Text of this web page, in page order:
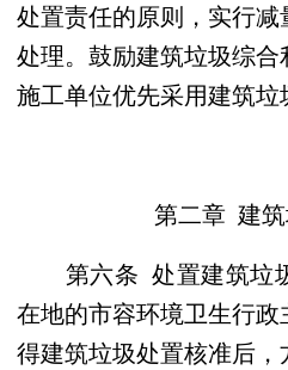
处置责任的原则，实行
处理。鼓励建筑垃圾综合
施工单位优先采用建筑
第二章 建
第六条 处置建筑垃
在地的市容环境卫生行
得建筑垃圾处置核准后，